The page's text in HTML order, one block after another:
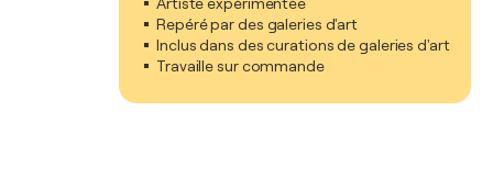
Repéré par des galeries d'art
Inclus dans des curations de galeries d'art
Travaille sur commande